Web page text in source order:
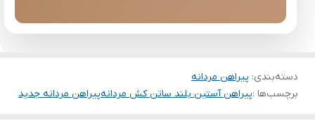
دسته‌بندی: پیراهن مردانه
برچسب‌ها :پیراهن آستین بلند ساتن کش مردانهپیراهن مردانه جدید